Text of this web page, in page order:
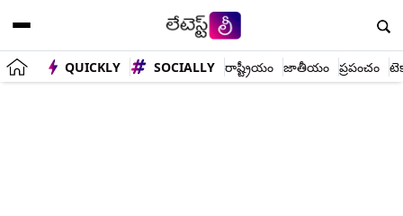
QUICKLY SOCIALLY రాష్ట్రీయం జాతీయం ప్రపంచం